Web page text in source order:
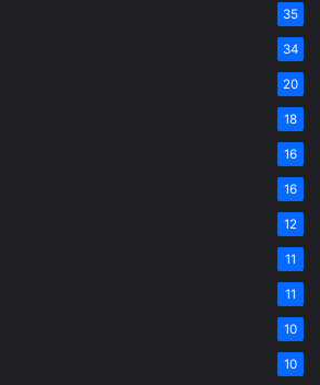
35
34
20
18
16
16
12
11
11
10
10